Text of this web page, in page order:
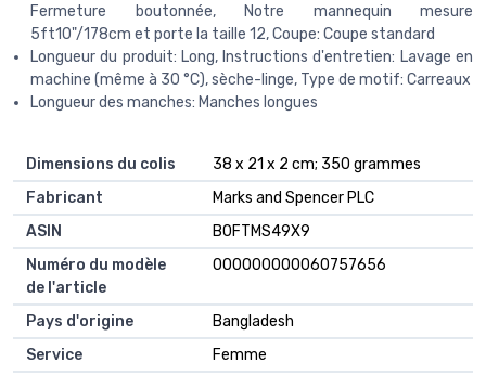
Fermeture boutonnée, Notre mannequin mesure
5ft10"/178cm et porte la taille 12, Coupe: Coupe standard
Longueur du produit: Long, Instructions d'entretien: Lavage en
machine (même à 30 °C), sèche-linge, Type de motif: Carreaux
Longueur des manches: Manches longues
Dimensions du colis
38 x 21 x 2 cm; 350 grammes
Fabricant
Marks and Spencer PLC
ASIN
B0FTMS49X9
Numéro du modèle
de l'article
000000000060757656
Pays d'origine
Bangladesh
Service
Femme